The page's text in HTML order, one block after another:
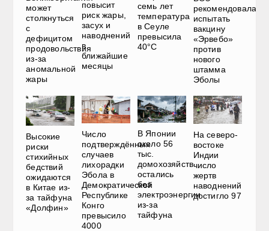
может
столкнуться
с
дефицитом
продовольствия
из-за
аномальной
жары
повысит
риск жары,
засух и
наводнений
в
ближайшие
месяцы
семь лет
температура
в Сеуле
превысила
40°C
рекомендовала
испытать
вакцину
«Эрвебо»
против
нового
штамма
Эболы
Высокие
риски
стихийных
бедствий
ожидаются
в Китае из-
за тайфуна
«Долфин»
Число
подтверждённых
случаев
лихорадки
Эбола в
Демократической
Республике
Конго
превысило
4000
В Японии
около 56
тыс.
домохозяйств
остались
без
электроэнергии
из-за
тайфуна
На северо-
востоке
Индии
число
жертв
наводнений
достигло 97